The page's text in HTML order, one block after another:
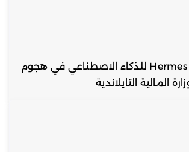
استخدام وكيل Hermes للذكاء الاصطناعي في هجوم
المالية التايلاندية